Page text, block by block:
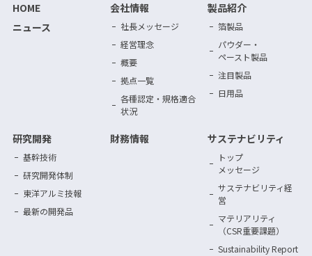
HOME
ニュース
会社情報
社長メッセージ
経営理念
概要
拠点一覧
各種認定・規格適合
状況
製品紹介
箔製品
パウダー・
ペースト製品
注目製品
日用品
研究開発
基幹技術
研究開発体制
東洋アルミ技報
最新の開発品
財務情報 サステナビリティ
トップ
メッセージ
サステナビリティ経
営
マテリアリティ
（CSR重要課題）
Sustainability Report